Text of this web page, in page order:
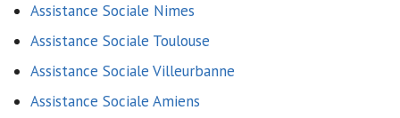
Assistance Sociale Nimes
Assistance Sociale Toulouse
Assistance Sociale Villeurbanne
Assistance Sociale Amiens